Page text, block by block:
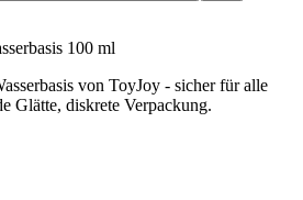
100 ml
von ToyJoy - sicher für alle
Glätte, diskrete Verpackung.